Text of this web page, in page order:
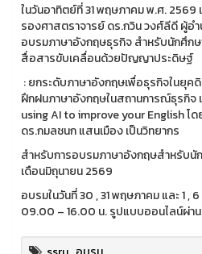
ในวันอาทิตย์ที่ 31 พฤษภาคม พ.ศ. 2569
รองศาสตราจารย์ ดร.กวิน วงศ์ลีดี ผู้อ
อบรมภาษาอังกฤษธุรกิจ สำหรับนักศึก
สื่อสารขับเคลื่อนด้วยปัญญาประดิษฐ์
: ยกระดับภาษาอังกฤษเพื่อธุรกิจในยุคดิ
ฝึกฝนภาษาอังกฤษในสถานการณ์ธุรกิจ
using AI to improve your English โ
ดร.กมลชนก แสนเมือง เป็นวิทยากร
สำหรับการอบรมภาษาอังกฤษสำหรับ
เดือนมิถุนายน 2569
อบรมในวันที่ 30 , 31 พฤษภาคม และ 1 ,
09.00 – 16.00 น. รูปแบบออนไลน์ผ่า